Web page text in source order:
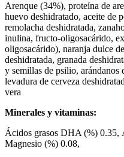
Arenque (34%), proteína de
huevo deshidratado, aceite de
remolacha deshidratada,
inulina, fructo-oligosacárido,
oligosacárido), naranja dulce
deshidratada, granada
y semillas de psilio, arándanos
levadura de cerveza
vera
Minerales y vitaminas:
Ácidos grasos DHA (%) 0.35,
Magnesio (%) 0.08,